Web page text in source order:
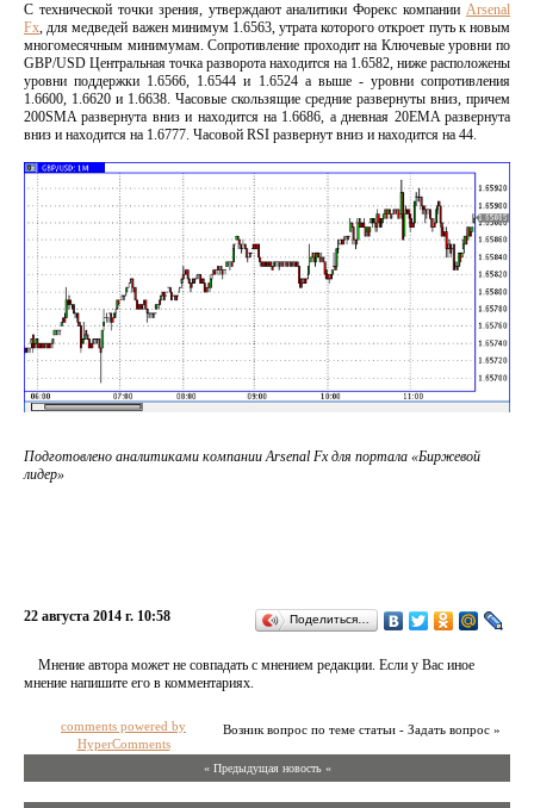
С технической точки зрения, утверждают аналитики Форекс компании Arsenal
Fx, для медведей важен минимум 1.6563, утрата которого откроет путь к новым
многомесячным минимумам. Сопротивление проходит на Ключевые уровни по
GBP/USD Центральная точка разворота находится на 1.6582, ниже расположены
уровни поддержки 1.6566, 1.6544 и 1.6524 а выше - уровни сопротивления
1.6600, 1.6620 и 1.6638. Часовые скользящие средние развернуты вниз, причем
200SMA развернута вниз и находится на 1.6686, а дневная 20EMA развернута
вниз и находится на 1.6777. Часовой RSI развернут вниз и находится на 44.
Подготовлено аналитиками компании Arsenal Fx для портала «Биржевой
лидер»
22 августа 2014 г. 10:58 Поделиться…
Мнение автора может не совпадать с мнением редакции. Если у Вас иное
мнение напишите его в комментариях.
Возник вопрос по теме статьи - Задать вопрос »
comments powered by
HyperComments
« Предыдущая новость «